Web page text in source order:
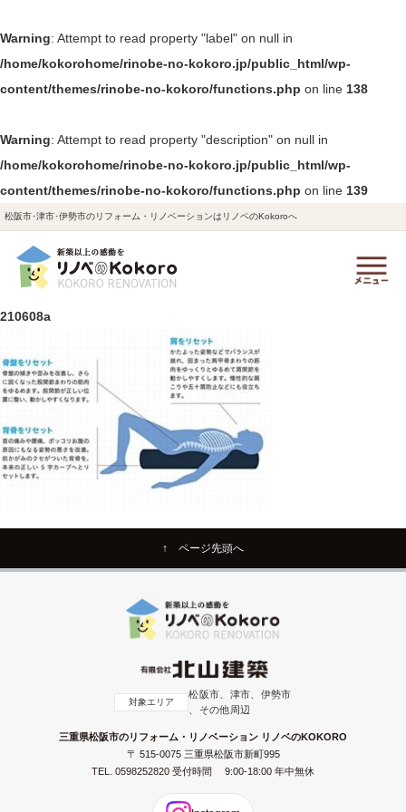
Warning: Attempt to read property "label" on null in
/home/kokorohome/rinobe-no-kokoro.jp/public_html/wp-
content/themes/rinobe-no-kokoro/functions.php on line 138
Warning: Attempt to read property "description" on null in
/home/kokorohome/rinobe-no-kokoro.jp/public_html/wp-
content/themes/rinobe-no-kokoro/functions.php on line 139
松阪市･津市･伊勢市のリフォーム・リノベーションはリノベのKokoroへ
210608a
↑ ページ先頭へ
対象エリア
松阪市、津市、伊勢市
、その他周辺
三重県松阪市のリフォーム・リノベーション リノベのKOKORO
〒 515-0075 三重県松阪市新町995
TEL. 0598252820 受付時間 9:00-18:00 年中無休